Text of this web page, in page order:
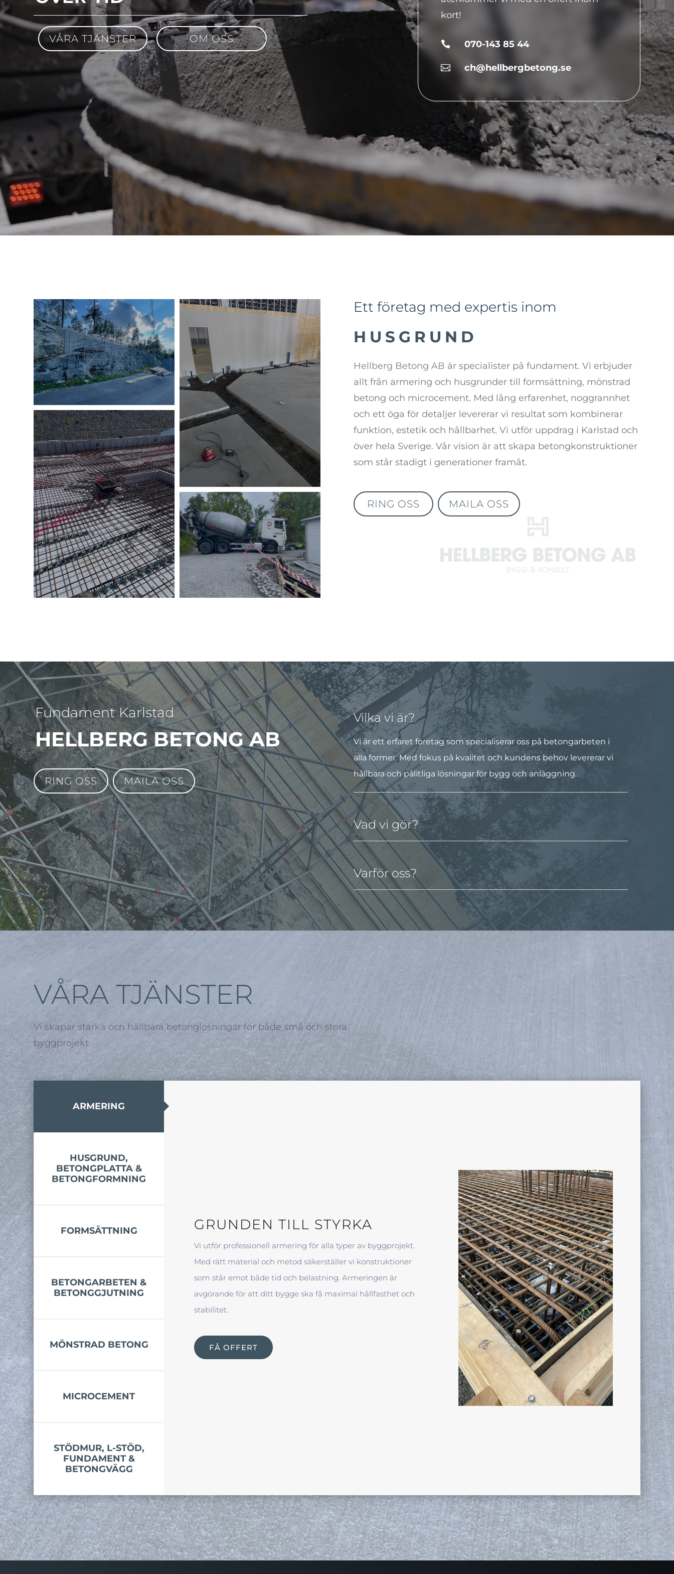
VÅRA TJÄNSTER OM OSS
kort!
 070-143 85 44
 ch@hellbergbetong.se
Ett företag med expertis inom
BETONGPLATTA
Hellberg Betong AB är specialister på fundament. Vi erbjuder
allt från armering och husgrunder till formsättning, mönstrad
betong och microcement. Med lång erfarenhet, noggrannhet
och ett öga för detaljer levererar vi resultat som kombinerar
funktion, estetik och hållbarhet.Vi utför uppdrag i Karlstad och
över hela Sverige. Vår vision är att skapa betongkonstruktioner
som står stadigt i generationer framåt.
RING OSS MAILA OSS
Fundament Karlstad
HELLBERG BETONG AB
RING OSS MAILA OSS
Vilka vi är?
Vi är ett erfaret företag som specialiserar oss på betongarbeten i
alla former. Med fokus på kvalitet och kundens behov levererar vi
hållbara och pålitliga lösningar för bygg och anläggning.
Vad vi gör?
Varför oss?
VÅRA TJÄNSTER
Vi skapar starka och hållbara betonglösningar för både små och stora
byggprojekt.
ARMERING
HUSGRUND,
BETONGPLATTA &
BETONGFORMNING
FORMSÄTTNING
BETONGARBETEN &
BETONGGJUTNING
MÖNSTRAD BETONG
MICROCEMENT
STÖDMUR, L-STÖD,
FUNDAMENT &
BETONGVÄGG
GRUNDEN TILL STYRKA
Vi utför professionell armering för alla typer av byggprojekt.
Med rätt material och metod säkerställer vi konstruktioner
som står emot både tid och belastning. Armeringen är
avgörande för att ditt bygge ska få maximal hållfasthet och
stabilitet.
FÅ OFFERT